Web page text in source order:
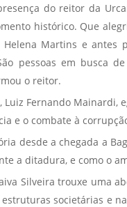
do reitor da
histórico. Que
Martins e
pessoas em busca
o reitor.
Fernando
e o combate à
desde a chegada a
a ditadura, e como o
Silveira trouxe uma
societárias e